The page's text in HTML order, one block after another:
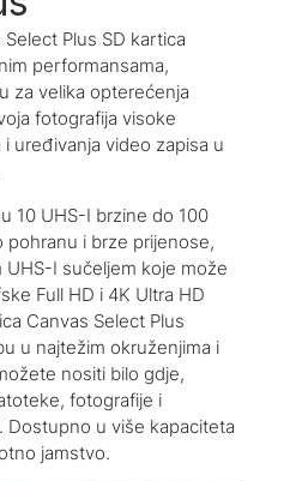
Plus SD kartica
performansama,
za velika opterećenja
fotografija visoke
uređivanja video zapisa u
10 UHS-I brzine do 100
pohranu i brze prijenose,
I sučeljem koje može
Full HD i 4K Ultra HD
Canvas Select Plus
u najtežim okruženjima i
nositi bilo gdje,
fotografije i
Dostupno u više kapaciteta
jamstvo.